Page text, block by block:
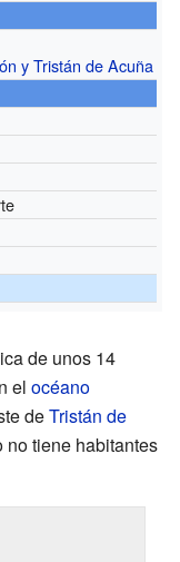
y Tristán de Acuña
de unos 14
el océano
deTristán de
no tiene habitantes